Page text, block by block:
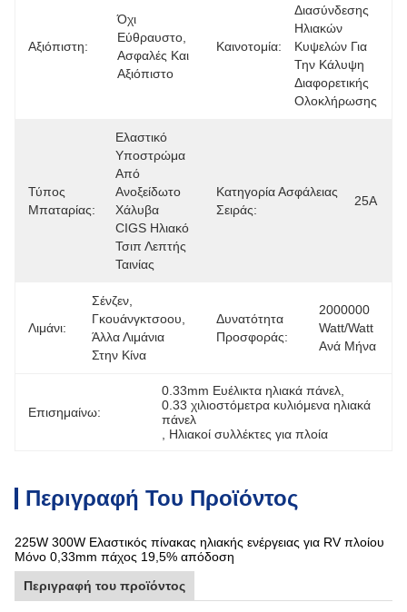
Αξιόπιστη:
Όχι
Εύθραυστο,
Ασφαλές Και
Αξιόπιστο
Καινοτομία:
Διασύνδεσης
Ηλιακών
Κυψελών Για
Την Κάλυψη
Διαφορετικής
Ολοκλήρωσης
Τύπος
Μπαταρίας:
Ελαστικό
Υποστρώμα
Από
Ανοξείδωτο
Χάλυβα
CIGS Ηλιακό
Τσιπ Λεπτής
Ταινίας
Κατηγορία Ασφάλειας
Σειράς:
25Α
Λιμάνι:
Σένζεν,
Γκουάνγκτσοου,
Άλλα Λιμάνια
Στην Κίνα
Δυνατότητα
Προσφοράς:
2000000
Watt/Watt
Ανά Μήνα
Επισημαίνω:
0.33mm Ευέλικτα ηλιακά πάνελ
0.33 χιλιοστόμετρα κυλιόμενα ηλιακά
πάνελ
Ηλιακοί συλλέκτες για πλοία
Περιγραφή Του Προϊόντος
225W 300W Ελαστικός πίνακας ηλιακής ενέργειας για RV πλοίου
Μόνο 0,33mm πάχος 19,5% απόδοση
Περιγραφή του προϊόντος